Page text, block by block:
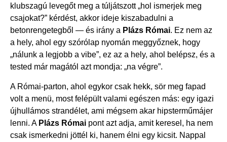
klubszagú levegőt meg a túljátszott „hol ismerjek meg
csajokat?” kérdést, akkor ideje kiszabadulni a
betonrengetegből — és irány a Plázs Római. Ez nem az
a hely, ahol egy szórólap nyomán meggyőznek, hogy
„nálunk a legjobb a vibe”, ez az a hely, ahol belépsz, és a
tested már magától azt mondja: „na végre”.
A Római-parton, ahol egykor csak hekk, sör meg fapad
volt a menü, most felépült valami egészen más: egy igazi
újhullámos strandélet, ami mégsem akar hipsterműmájer
lenni. A Plázs Római pont azt adja, amit keresel, ha nem
csak ismerkedni jöttél ki, hanem élni egy kicsit. Nappal